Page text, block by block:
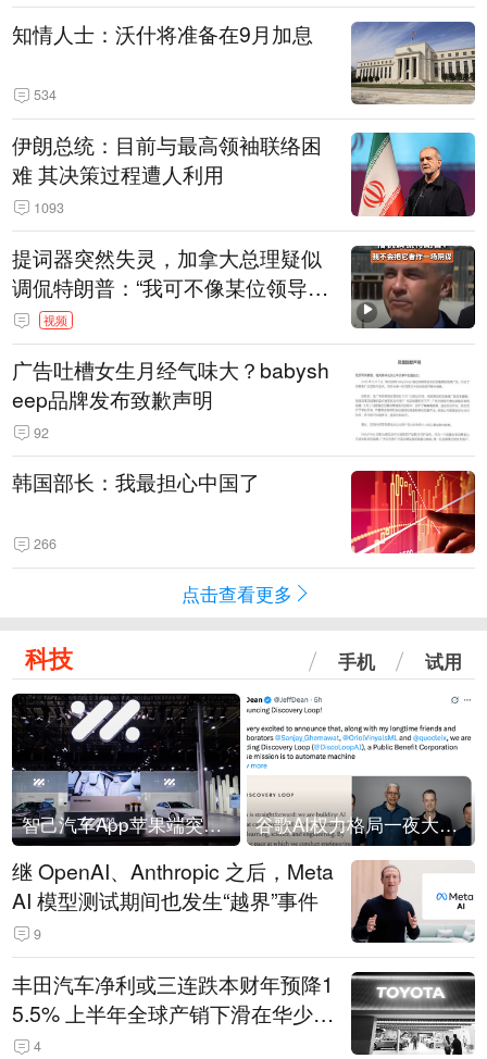
知情人士：沃什将准备在9月加息
534
伊朗总统：目前与最高领袖联络困
难 其决策过程遭人利用
1093
提词器突然失灵，加拿大总理疑似
调侃特朗普：“我可不像某位领导
人，把这当成一场阴谋”，全场哄笑
视频
广告吐槽女生月经气味大？babysh
eep品牌发布致歉声明
92
韩国部长：我最担心中国了
266
点击查看更多
科技 手机 试用
智己汽车App苹果端突然“下架” 谷歌AI权力格局一夜大洗牌
继 OpenAI、Anthropic 之后，Meta
AI 模型测试期间也发生“越界”事件
9
丰田汽车净利或三连跌本财年预降1
5.5% 上半年全球产销下滑在华少卖
14.3万辆
4